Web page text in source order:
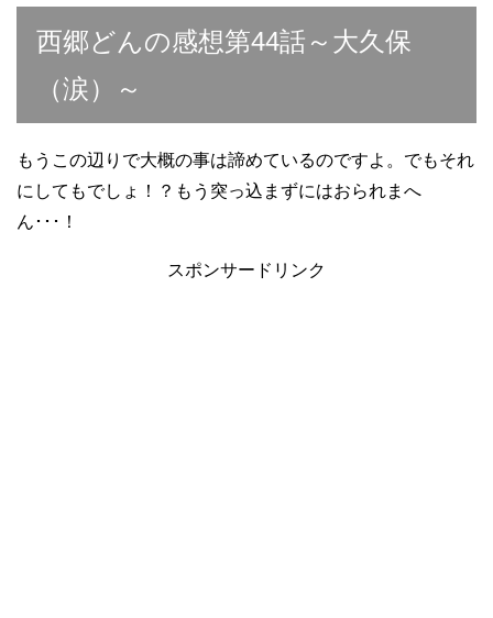
西郷どんの感想第44話～大久保
（涙）～
もうこの辺りで大概の事は諦めているのですよ。でもそれ
にしてもでしょ！？もう突っ込まずにはおられまへ
ん･･･！
スポンサードリンク